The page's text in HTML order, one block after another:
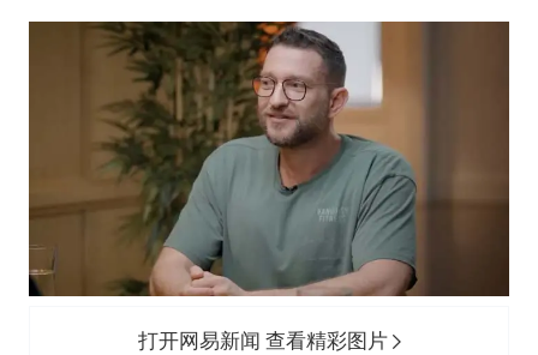
打开网易新闻 查看精彩图片